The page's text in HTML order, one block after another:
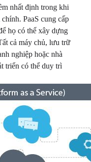
nhất định trong khi
PaaS cung cấp
họ có thể xây dựng
cả máy chủ, lưu trữ
nghiệp hoặc nhà
triển có thể duy trì